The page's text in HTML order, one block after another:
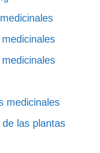
medicinales
las plantas